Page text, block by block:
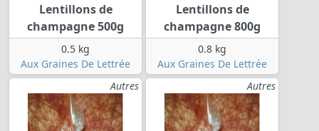
Lentillons de
champagne 500g
0.5 kg
Aux Graines De Lettrée
Lentillons de
champagne 800g
0.8 kg
Aux Graines De Lettrée
Autres
Autres